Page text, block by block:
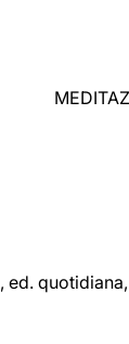
, ed. quotidiana,